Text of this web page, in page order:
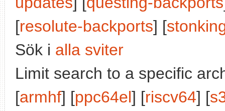
[resolute-backports] [
Sök i alla sviter
Limit search to a specific
[armhf] [ppc64el] [riscv64] [